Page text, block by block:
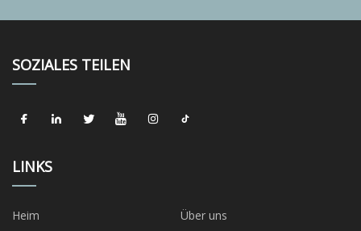
SOZIALES TEILEN
LINKS
Heim
Über uns